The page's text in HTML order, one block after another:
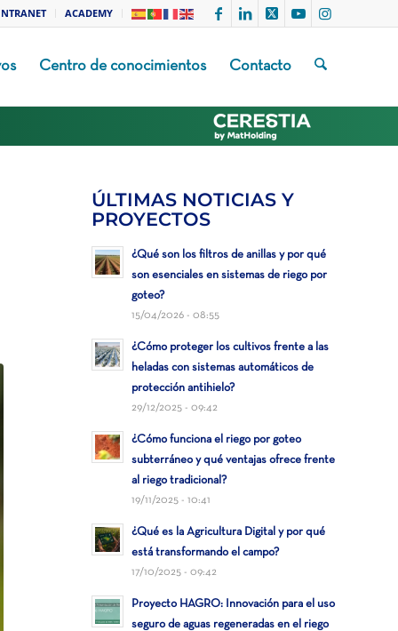
ACADEMY
Centro de conocimientos Contacto
ÚLTIMAS NOTICIAS Y
PROYECTOS
¿Qué son los filtros de anillas y por qué
son esenciales en sistemas de riego por
goteo?
15/04/2026 - 08:55
¿Cómo proteger los cultivos frente a las
heladas con sistemas automáticos de
protección antihielo?
29/12/2025 - 09:42
¿Cómo funciona el riego por goteo
subterráneo y qué ventajas ofrece frente
al riego tradicional?
19/11/2025 - 10:41
¿Qué es la Agricultura Digital y por qué
está transformando el campo?
17/10/2025 - 09:42
Proyecto HAGRO: Innovación para el uso
seguro de aguas regeneradas en el riego